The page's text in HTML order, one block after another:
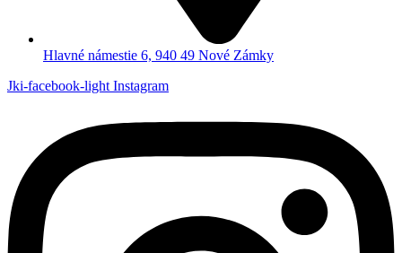
Hlavné námestie 6, 940 49 Nové Zámky
Jki-facebook-light Instagram